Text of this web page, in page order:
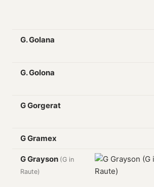
G. Golana
G. Golona
G Gorgerat
G Gramex
G Grayson (G in
Raute)